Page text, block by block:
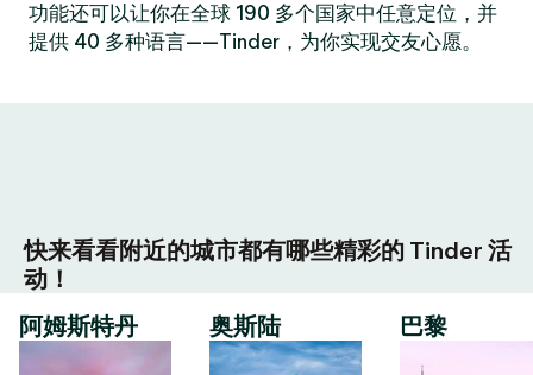
功能还可以让你在全球 190 多个国家中任意定位，并
提供 40 多种语言——Tinder，为你实现交友心愿。
快来看看附近的城市都有哪些精彩的 Tinder 活
动！
阿姆斯特丹
奥斯陆 巴黎